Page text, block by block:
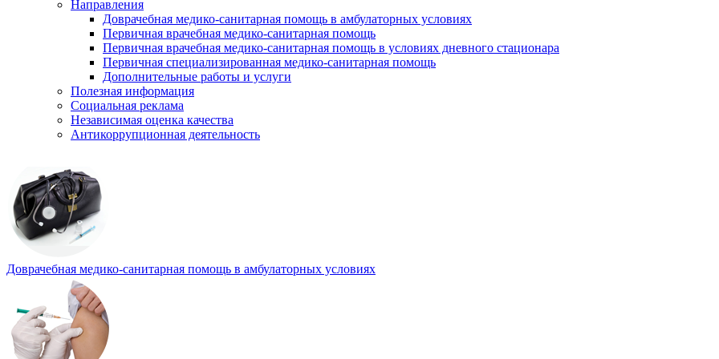
Направления
Доврачебная медико-санитарная помощь в амбулаторных условиях
Первичная врачебная медико-санитарная помощь
Первичная врачебная медико-санитарная помощь в условиях дневного стационара
Первичная специализированная медико-санитарная помощь
Дополнительные работы и услуги
Полезная информация
Социальная реклама
Независимая оценка качества
Антикоррупционная деятельность
Доврачебная медико-санитарная помощь в амбулаторных условиях